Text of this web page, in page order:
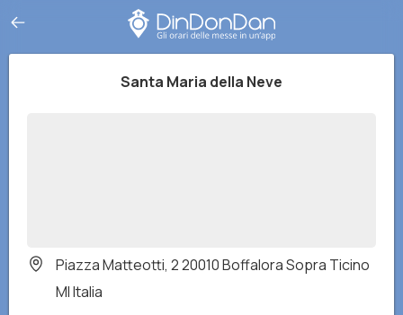
Santa Maria della Neve
Piazza Matteotti, 2 20010 Boffalora Sopra Ticino
MI Italia